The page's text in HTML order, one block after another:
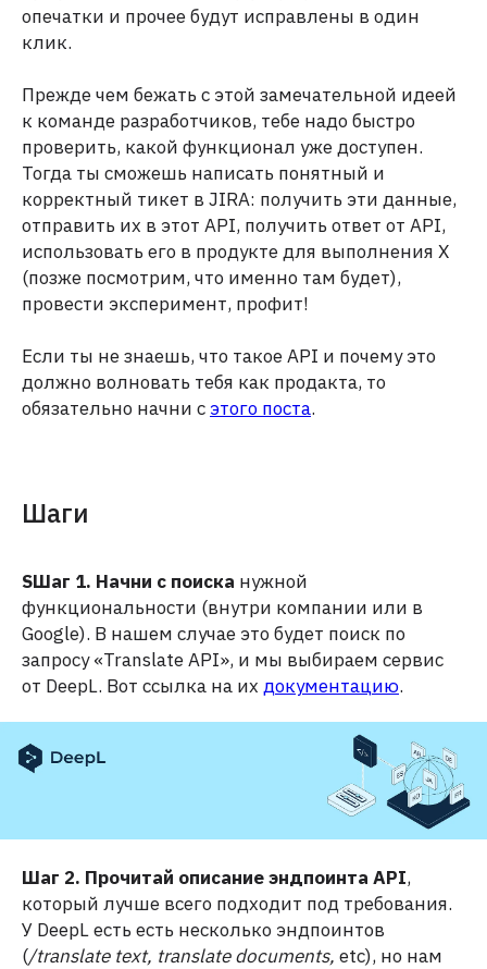
опечатки и прочее будут исправлены в один
клик.
Прежде чем бежать с этой замечательной идеей
к команде разработчиков, тебе надо быстро
проверить, какой функционал уже доступен.
Тогда ты сможешь написать понятный и
корректный тикет в JIRA: получить эти данные,
отправить их в этот API, получить ответ от API,
использовать его в продукте для выполнения X
(позже посмотрим, что именно там будет),
провести эксперимент, профит!
Если ты не знаешь, что такое API и почему это
должно волновать тебя как продакта, то
обязательно начни с этого поста.
Шаги
SШаг 1. Начни с поиска нужной
функциональности (внутри компании или в
Google). В нашем случае это будет поиск по
запросу «Translate API», и мы выбираем сервис
от DeepL. Вот ссылка на их документацию.
Шаг 2. Прочитай описание эндпоинта API,
который лучше всего подходит под требования.
У DeepL есть есть несколько эндпоинтов
(/translate text, translate documents, etc), но нам